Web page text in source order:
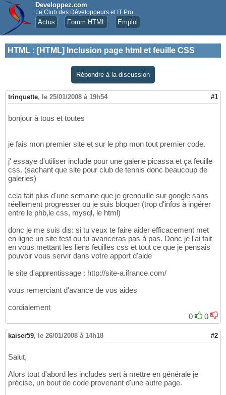
Developpez.com
Le Club des Développeurs et IT Pro
Actus Forum HTML Emploi
HTML : [HTML] Inclusion page html et feuille CSS
Répondre à la discussion
trinquette, le 25/01/2008 à 19h54 #1
bonjour à tous et toutes
je fais mon premier site et sur le php mon tout premier code.
j' essaye d'utiliser include pour une galerie picassa et ça feuille
css. (sachant que site pour club de tennis donc beaucoup de
galeries)
cela fait plus d'une semaine que je grenouille sur google sans
réellement progresser ou je suis bloquer (trop d'infos à ingérer
entre le phb,le css, mysql, le html)
donc je me suis dis: si tu veux te faire aider efficacement met
en ligne un site test ou tu avanceras pas à pas. Donc je l'ai fait
en vous mettant les liens feuilles css et tout ce que je pensais
pouvoir vous servir dans votre apport d'aide
le site d'apprentissage : http://site-a.ifrance.com/
vous remerciant d'avance de vos aides
cordialement
0
0
kaiser59, le 26/01/2008 à 14h18 #2
Salut,
Alors tout d'abord les includes sert à mettre en générale je
précise, un bout de code provenant d'une autre page.